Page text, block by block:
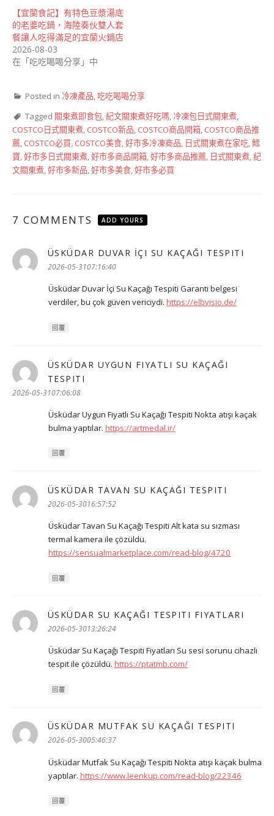
【宜蘭食記】有特色豆漿湯底
的老婆吃鍋，海陸奏伙雙人套
餐讓人吃得滿足的宜蘭火鍋店
2026-08-03
在「吃吃喝喝分享」中
Posted in 冷凍產品, 吃吃喝喝分享
Tagged 關東煮即食包,紀文關東煮好吃嗎, 冷凍包日式關東煮,
COSTCO日式關東煮, COSTCO新品, COSTCO商品開箱, COSTCO商品推
薦, COSTCO必買, COSTCO美食,好市多冷凍商品, 日式關東煮在家吃,鱈
寶,好市多日式關東煮,好市多商品開箱,好市多商品推薦, 日式關東煮,紀
文關東煮,好市多新品,好市多美食,好市多必買
7 COMMENTS ADD YOURS
ÜSKÜDAR DUVAR İÇI SU KAÇAĞI TESPITI
2026-05-3107:16:40
Üsküdar Duvar İçi Su Kaçağı Tespiti Garanti belgesi
verdiler, bu çok güven vericiydi. https://elbvisio.de/
回覆
ÜSKÜDAR UYGUN FIYATLI SU KAÇAĞI
TESPITI
2026-05-3107:06:08
Üsküdar Uygun Fiyatlı Su Kaçağı Tespiti Nokta atışı kaçak
bulma yaptılar. https://artmedal.ir/
回覆
ÜSKÜDAR TAVAN SU KAÇAĞI TESPITI
2026-05-3016:57:52
Üsküdar Tavan Su Kaçağı Tespiti Alt kata su sızması
termal kamera ile çözüldü.
https://sensualmarketplace.com/read-blog/4720
回覆
ÜSKÜDAR SU KAÇAĞI TESPITI FIYATLARI
2026-05-3013:26:24
Üsküdar Su Kaçağı Tespiti Fiyatları Su sesi sorunu cihazlı
tespit ile çözüldü. https://ptatmb.com/
回覆
ÜSKÜDAR MUTFAK SU KAÇAĞI TESPITI
2026-05-3005:46:37
Üsküdar Mutfak Su Kaçağı Tespiti Nokta atışı kaçak bulma
yaptılar. https://www.leenkup.com/read-blog/22346
回覆